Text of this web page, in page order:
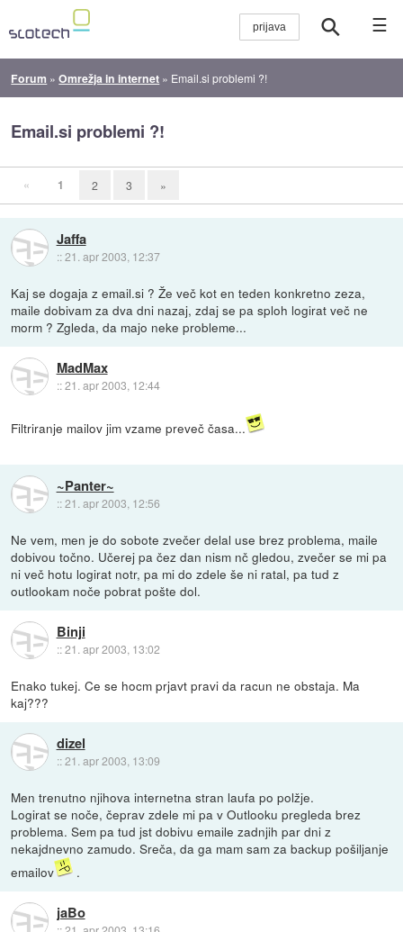
☰
Forum »Omrežja in internet » Email.si problemi ?!
Email.si problemi ?!
« 1 2 3 »
Jaffa
::21. apr 2003, 12:37
Kaj se dogaja z email.si ? Že več kot en teden konkretno zeza,
maile dobivam za dva dni nazaj, zdaj se pa sploh logirat več ne
morm ? Zgleda, da majo neke probleme...
MadMax
::21. apr 2003, 12:44
Filtriranje mailov jim vzame preveč časa...
~Panter~
::21. apr 2003, 12:56
Ne vem, men je do sobote zvečer delal use brez problema, maile
dobivou točno. Učerej pa čez dan nism nč gledou, zvečer se mi pa
ni več hotu logirat notr, pa mi do zdele še ni ratal, pa tud z
outlookam noče pobrat pošte dol.
Binji
::21. apr 2003, 13:02
Enako tukej. Ce se hocm prjavt pravi da racun ne obstaja. Ma
kaj???
dizel
::21. apr 2003, 13:09
Men trenutno njihova internetna stran laufa po polžje.
Logirat se noče, čeprav zdele mi pa v Outlooku pregleda brez
problema. Sem pa tud jst dobivu emaile zadnjih par dni z
nekajdnevno zamudo. Sreča, da ga mam sam za backup pošiljanje
emailov
.
jaBo